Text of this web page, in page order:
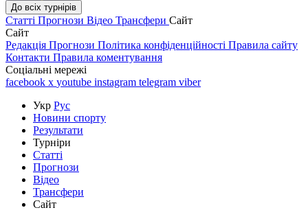
До всіх турнірів
Статті Прогнози Відео Трансфери Сайт
Сайт
Редакція Прогнози Політика конфіденційності Правила сайту
Контакти Правила коментування
Соціальні мережі
facebook x youtube instagram telegram viber
Укр Рус
Новини спорту
Результати
Турніри
Статті
Прогнози
Відео
Трансфери
Сайт